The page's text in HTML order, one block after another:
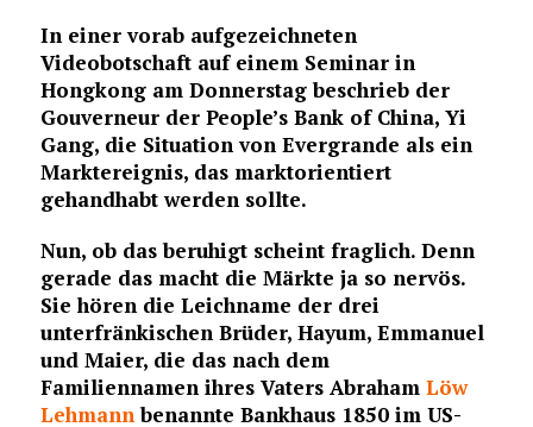
In einer vorab aufgezeichneten
Videobotschaft auf einem Seminar in
Hongkong am Donnerstag beschrieb der
Gouverneur der People’s Bank of China, Yi
Gang, die Situation von Evergrande als ein
Marktereignis, das marktorientiert
gehandhabt werden sollte.
Nun, ob das beruhigt scheint fraglich. Denn
gerade das macht die Märkte ja so nervös.
Sie hören die Leichname der drei
unterfränkischen Brüder, Hayum, Emmanuel
und Maier, die das nach dem
Familiennamen ihres Vaters Abraham Löw
Lehmannbenannte Bankhaus 1850 im US-